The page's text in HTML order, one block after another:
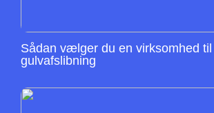
Sådan vælger du en virksomhed
gulvafslibning